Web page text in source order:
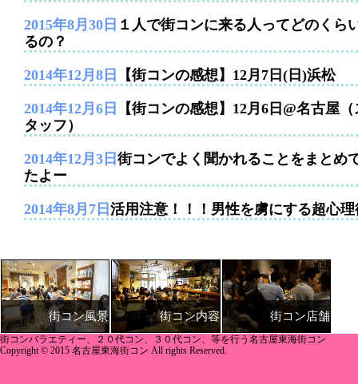
2015年8月30日 １人で街コンに来る人ってどのくら
るの？
2014年12月8日 【街コンの感想】12月7日(日)浜松
2014年12月6日
【街コンの感想】12月6日@名古屋（
タッフ）
2014年12月3日 街コンでよく聞かれることをまとめ
たよー
2014年8月7日 活用注意！！！男性を虜にする超心理
街コン風景 街コン内容 街コン店舗
街コンバラエティー、２０代コン、３０代コン、等を行う名古屋東海街コン
Copyright © 2015 名古屋東海街コン All rights Reserved.